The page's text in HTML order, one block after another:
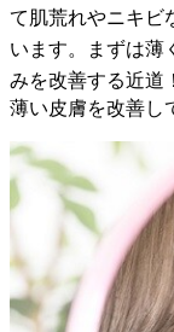
て肌荒れやニキビ
います。まずは薄
みを改善する近道
薄い皮膚を改善し